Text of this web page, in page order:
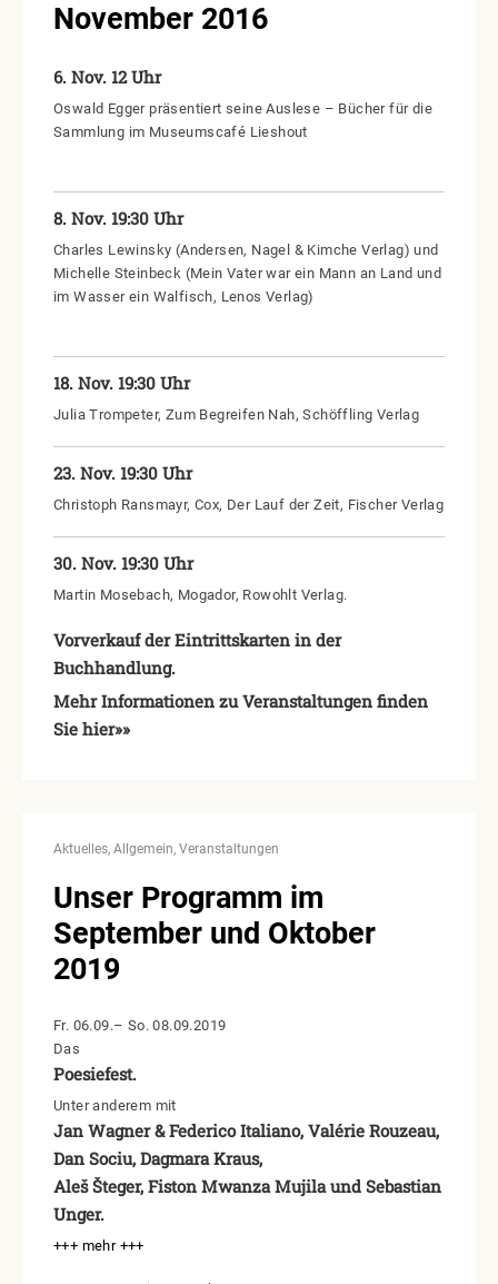
November 2016
6. Nov. 12 Uhr
Oswald Egger präsentiert seine Auslese – Bücher für die
Sammlung im Museumscafé Lieshout
8. Nov. 19:30 Uhr
Charles Lewinsky (Andersen, Nagel & Kimche Verlag) und
Michelle Steinbeck (Mein Vater war ein Mann an Land und
im Wasser ein Walfisch, Lenos Verlag)
18. Nov. 19:30 Uhr
Julia Trompeter, Zum Begreifen Nah, Schöffling Verlag
23. Nov. 19:30 Uhr
Christoph Ransmayr, Cox, Der Lauf der Zeit, Fischer Verlag
30. Nov. 19:30 Uhr
Martin Mosebach, Mogador, Rowohlt Verlag.
Vorverkauf der Eintrittskarten in der
Buchhandlung.
Mehr Informationen zu Veranstaltungen finden
Sie hier»»
Aktuelles Allgemein Veranstaltungen
Unser Programm im
September und Oktober
2019
Fr. 06.09.– So. 08.09.2019
Das
Poesiefest.
Unter anderem mit
Jan Wagner & Federico Italiano, Valérie Rouzeau,
Dan Sociu, Dagmara Kraus,
Aleš Šteger, Fiston Mwanza Mujila und Sebastian
Unger.
+++ mehr +++